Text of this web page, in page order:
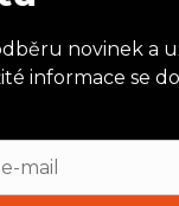
novinek a
informace se